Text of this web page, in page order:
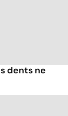
dents ne